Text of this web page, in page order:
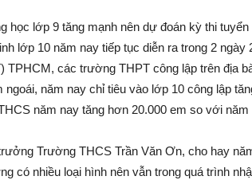
học lớp 9 tăng mạnh nên dự đoán kỳ thi
lớp 10 năm nay tiếp tục diễn ra trong 2
TPHCM, các trường THPT công lập trên địa
năm nay chỉ tiêu vào lớp 10 công lập
năm nay tăng hơn 20.000 em so với
Trường THCS Trần Văn Ơn, cho hay
có nhiều loại hình nên vẫn trong quá trình